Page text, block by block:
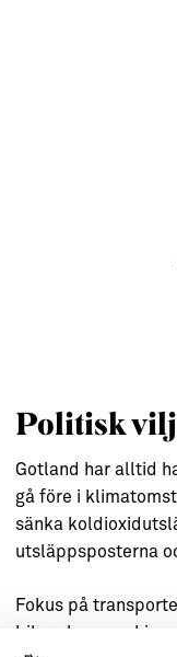
Politisk
Gotland har alltid
gå före i
sänka
utsläppsposterna
Fokus på
bilpoolen,